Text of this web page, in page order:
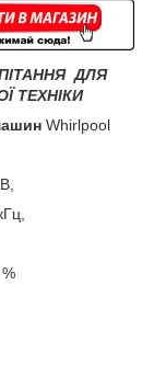
ДЛЯ
ТЕХНІКИ
Whirlpool